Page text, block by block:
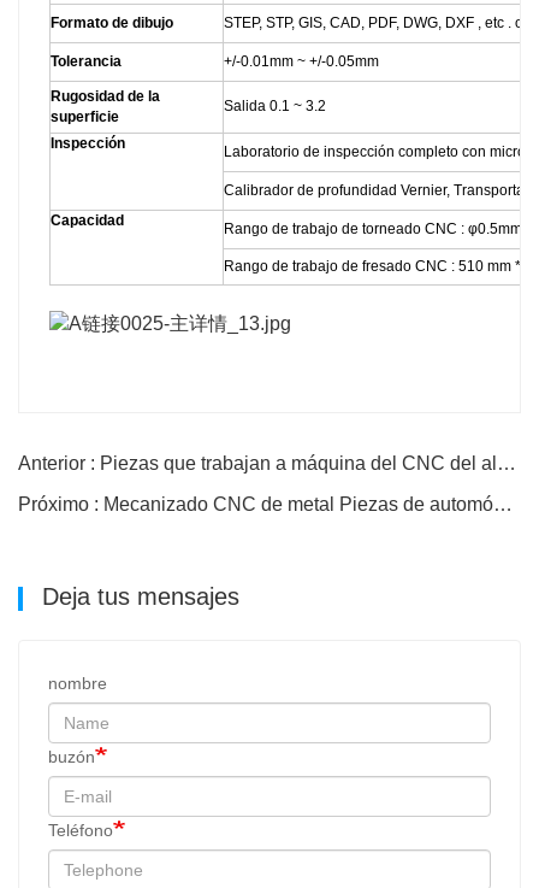
Formato de dibujo STEP, STP, GIS, CAD, PDF, DWG, DXF , etc . o
Tolerancia +/-0.01mm ~ +/-0.05mm
Rugosidad de la
superficie
Salida 0.1 ~ 3.2
Inspección Laboratorio de inspección completo con
Calibrador de profundidad Vernier,
Capacidad
Rango de trabajo de torneado CNC : φ0.5mm-
Rango de trabajo de fresado CNC : 510 mm *
Anterior : Piezas que trabajan a máquina del CNC del aluminio 7075
Próximo : Mecanizado CNC de metal Piezas de automóviles RC
Deja tus mensajes
nombre
buzón
Teléfono